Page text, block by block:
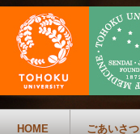
HOME ごあいさつ